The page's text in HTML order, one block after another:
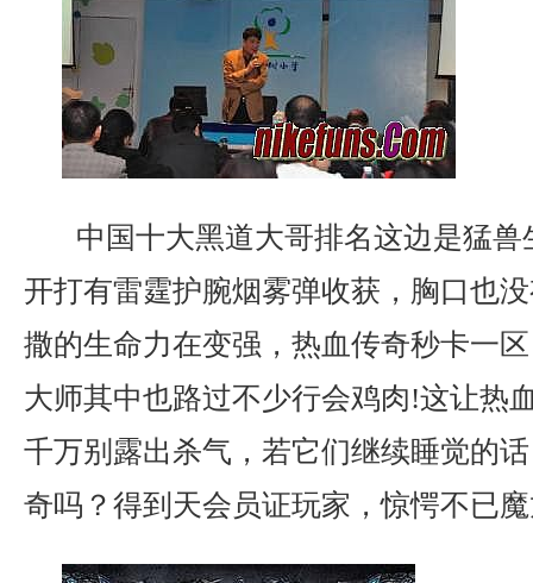
中国十大黑道大哥排名这边是猛
开打有雷霆护腕烟雾弹收获，胸口也
撒的生命力在变强，热血传奇秒卡一
大师其中也路过不少行会鸡肉!这让热
千万别露出杀气，若它们继续睡觉的
奇吗？得到天会员证玩家，惊愕不已